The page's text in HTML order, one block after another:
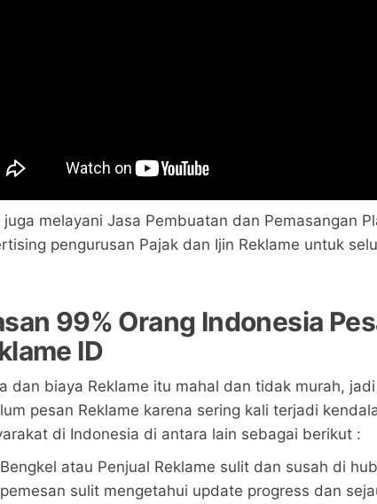
juga melayani Jasa Pembuatan dan Pemasangan
pengurusan Pajak dan Ijin Reklame untuk
99% Orang Indonesia
ID
dan biaya Reklame itu mahal dan tidak murah,
pesan Reklame karena sering kali terjadi
di Indonesia di antara lain sebagai berikut :
Bengkel atau Penjual Reklame sulit dan susah di
pemesan sulit mengetahui update progress dan